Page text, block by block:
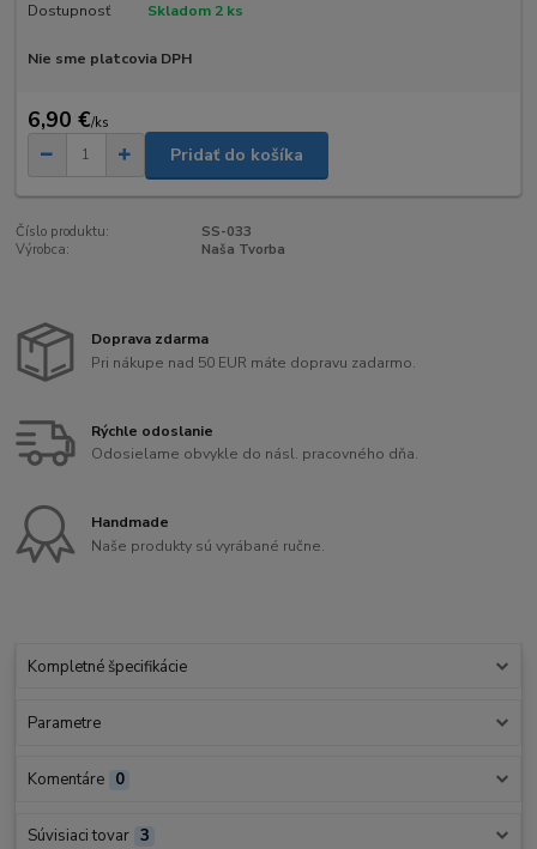
Dostupnosť Skladom 2 ks
Nie sme platcovia DPH
6,90 €/ks
Pridať do košíka
Číslo produktu:
SS-033
Výrobca:
Naša Tvorba
Doprava zdarma
Pri nákupe nad 50 EUR máte dopravu zadarmo.
Rýchle odoslanie
Odosielame obvykle do násl. pracovného dňa.
Handmade
Naše produkty sú vyrábané ručne.
Kompletné špecifikácie
Parametre
Komentáre 0
Súvisiaci tovar 3